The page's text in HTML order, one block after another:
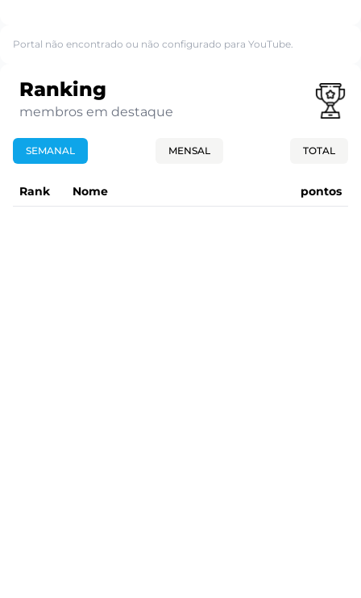
Portal não encontrado ou não configurado para YouTube.
Ranking
membros em destaque
SEMANAL MENSAL TOTAL
Rank Nome pontos